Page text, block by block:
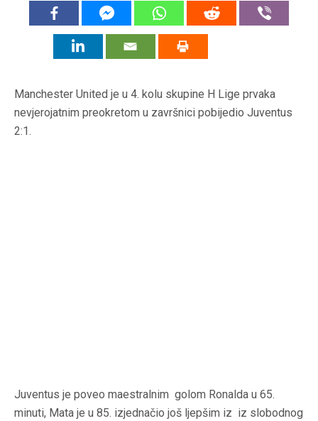
Manchester United je u 4. kolu skupine H Lige prvaka
nevjerojatnim preokretom u završnici pobijedio Juventus
2:1.
Juventus je poveo maestralnim golom Ronalda u 65.
minuti, Mata je u 85. izjednačio još ljepšim iz iz slobodnog